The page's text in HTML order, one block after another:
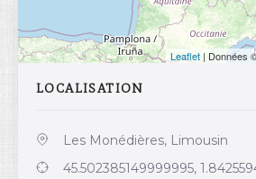
Leaflet | Données
LOCALISATION
Les Monédières, Limousin
45.502385149999995,